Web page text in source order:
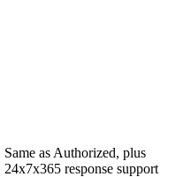
Same as Authorized, plus
24x7x365 response support